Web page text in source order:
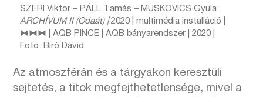
SZERI Viktor – PÁLL Tamás – MUSKOVICS Gyula:
ARCHÍVUM II (Odaát) |2020 | multimédia installáció |
⧓⧓⧓ | AQB PINCE | AQB bányarendszer | 2020 |
Fotó: Biró Dávid
Az atmoszférán és a tárgyakon keresztüli
sejtetés, a titok megfejthetetlensége, mivel a